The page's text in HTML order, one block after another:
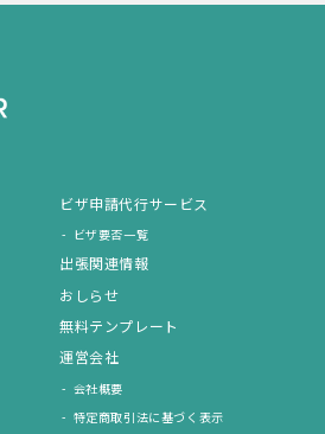
ビザ申請代行サービス
ビザ要否一覧
出張関連情報
おしらせ
無料テンプレート
運営会社
会社概要
特定商取引法に基づく表示